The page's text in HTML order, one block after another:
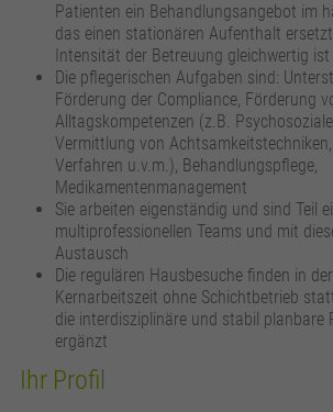
Patienten ein Behandlungsangebot im
das einen stationären Aufenthalt
Intensität der Betreuung gleichwertig ist
Die pflegerischen Aufgaben sind:
Förderung der Compliance, Förderung
Alltagskompetenzen (z.B.
Vermittlung von
Verfahren u.v.m.), Behandlungspflege,
Medikamentenmanagement
Sie arbeiten eigenständig und sind Teil
multiprofessionellen Teams und mit
Austausch
Die regulären Hausbesuche finden in
Kernarbeitszeit ohne Schichtbetrieb
die interdisziplinäre und stabil planbare
ergänzt
Ihr Profil